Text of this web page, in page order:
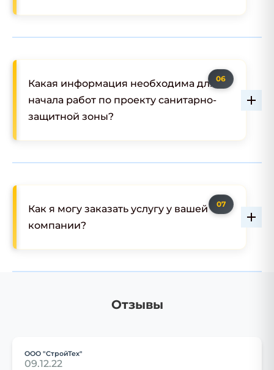
Какая информация необходима для
начала работ по проекту санитарно-
защитной зоны?
Как я могу заказать услугу у вашей
компании?
Отзывы
ООО "СтройТех"
09.12.22